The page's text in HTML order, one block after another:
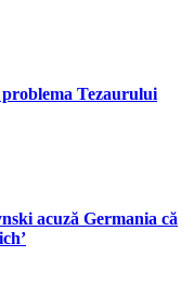
Tezaurului
acuză Germania că